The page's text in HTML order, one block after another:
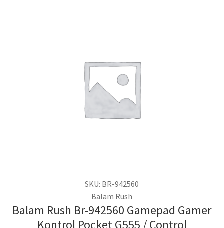
SKU: BR-942560
Balam Rush
Balam Rush Br-942560 Gamepad Gamer
Kontrol Pocket G555 / Control